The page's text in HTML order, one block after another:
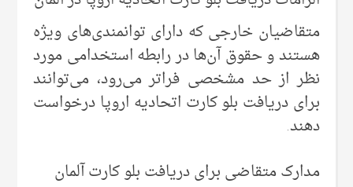
متقاضیان خارجی که دارای توانمندی‌های ویژه
هستند و حقوق آن‌ها در رابطه استخدامی مورد
نظر از حد مشخصی فراتر می‌رود، می‌توانند
برای دریافت بلو کارت اتحادیه اروپا درخواست
دهند.
مدارک متقاضی برای دریافت بلو کارت آلمان